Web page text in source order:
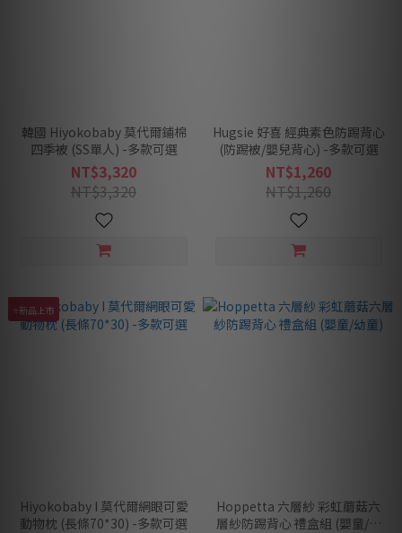
韓國 Hiyokobaby 莫代爾鋪棉
四季被 (SS單人) -多款可選
NT$3,320
NT$3,320
Hugsie 好喜 經典素色防踢背心
(防踢被/嬰兒背心) -多款可選
NT$1,260
NT$1,260
⭐新品上市
Hiyokobaby I 莫代爾網眼可愛
動物枕 (長條70*30) -多款可選
Hoppetta 六層紗 彩虹蘑菇六
層紗防踢背心 禮盒組 (嬰童/幼